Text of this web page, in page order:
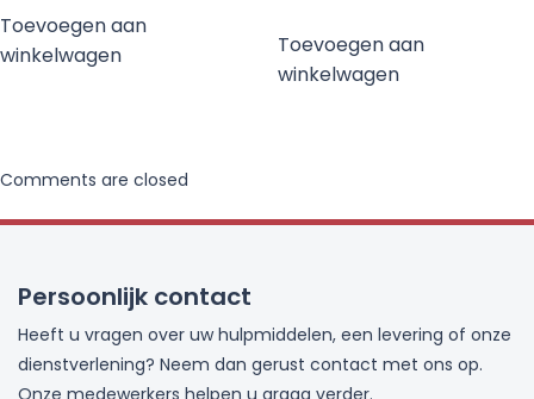
Toevoegen aan
winkelwagen
Toevoegen aan
winkelwagen
Comments are closed
Persoonlijk contact
Heeft u vragen over uw hulpmiddelen, een levering of onze
dienstverlening? Neem dan gerust contact met ons op.
Onze medewerkers helpen u graag verder.